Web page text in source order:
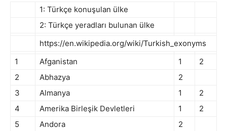
1: Türkçe konuşulan ülke
2: Türkçe yeradları bulunan ülke
https://en.wikipedia.org/wiki/Turkish_exonyms
1
Afganistan 1
2
2
Abhazya
2
3
Almanya 1
2
4
Amerika Birleşik Devletleri 1
2
5
Andora
2